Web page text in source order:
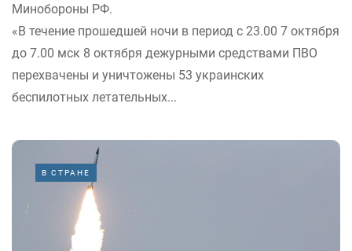
Минобороны РФ.
«В течение прошедшей ночи в период с 23.00 7 октября
до 7.00 мск 8 октября дежурными средствами ПВО
перехвачены и уничтожены 53 украинских
беспилотных летательных...
В СТРАНЕ